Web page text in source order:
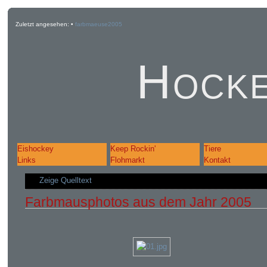
Zuletzt angesehen: • farbmaeuse2005
Eishockey Keep Rockin'
Tiere
Links
Flohmarkt Kontakt
Zeige Quelltext
Farbmausphotos aus dem Jahr 2005